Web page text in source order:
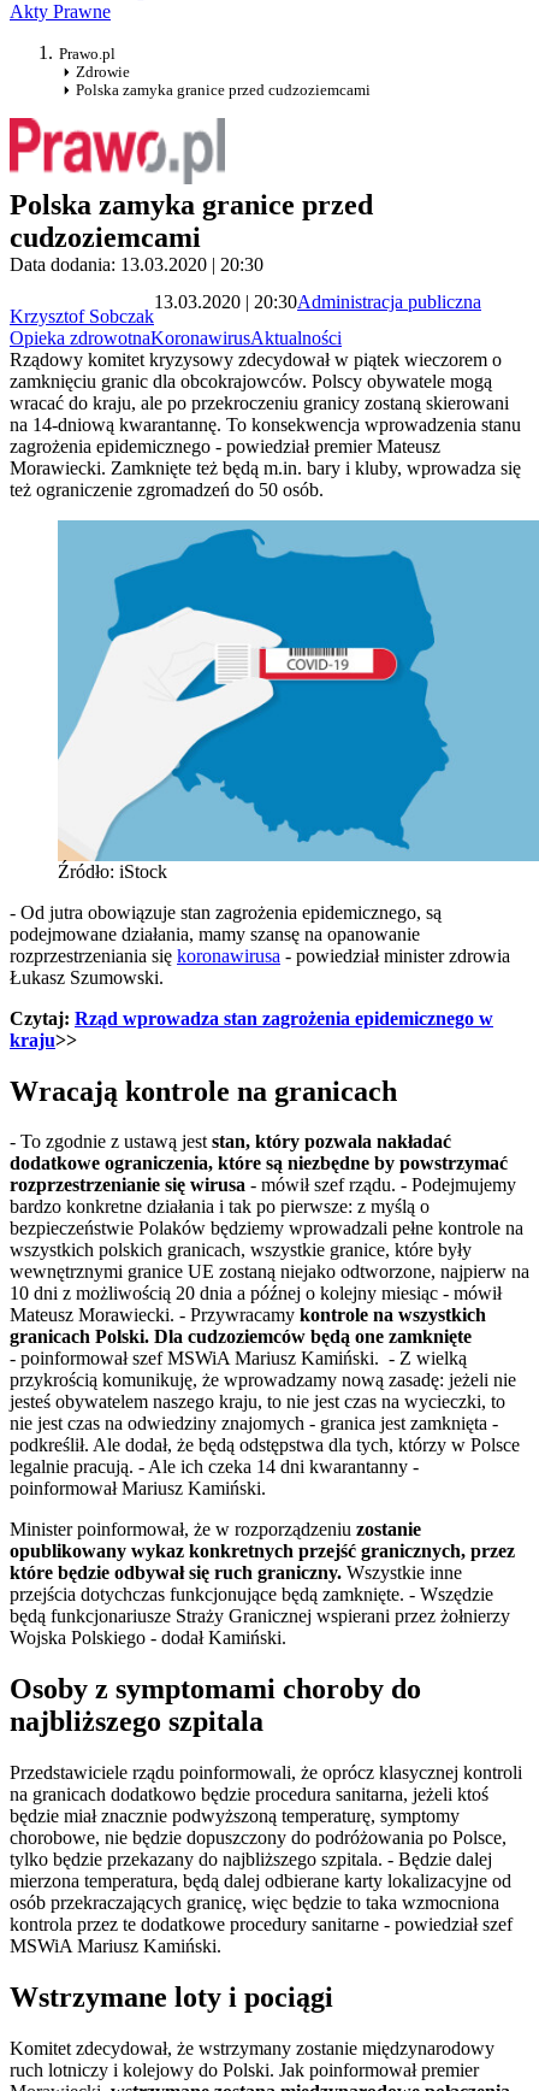
Akty Prawne
Prawo.pl
Zdrowie
Polska zamyka granice przed cudzoziemcami
Polska zamyka granice przed
cudzoziemcami
Data dodania: 13.03.2020 | 20:30
Krzysztof Sobczak
13.03.2020 | 20:30Administracja publiczna
Opieka zdrowotnaKoronawirusAktualności
Rządowy komitet kryzysowy zdecydował w piątek wieczorem o
zamknięciu granic dla obcokrajowców. Polscy obywatele mogą
wracać do kraju, ale po przekroczeniu granicy zostaną skierowani
na 14-dniową kwarantannę. To konsekwencja wprowadzenia stanu
zagrożenia epidemicznego - powiedział premier Mateusz
Morawiecki. Zamknięte też będą m.in. bary i kluby, wprowadza się
też ograniczenie zgromadzeń do 50 osób.
Źródło: iStock
- Od jutra obowiązuje stan zagrożenia epidemicznego, są
podejmowane działania, mamy szansę na opanowanie
rozprzestrzeniania się koronawirusa - powiedział minister zdrowia
Łukasz Szumowski.
Czytaj: Rząd wprowadza stan zagrożenia epidemicznego w
kraju>>
Wracają kontrole na granicach
- To zgodnie z ustawą jeststan, który pozwala nakładać
dodatkowe ograniczenia, które są niezbędne by powstrzymać
rozprzestrzenianie się wirusa - mówił szef rządu. - Podejmujemy
bardzo konkretne działania i tak po pierwsze: z myślą o
bezpieczeństwie Polaków będziemy wprowadzali pełne kontrole na
wszystkich polskich granicach, wszystkie granice, które były
wewnętrznymi granice UE zostaną niejako odtworzone, najpierw na
10 dni z możliwością 20 dnia a późnej o kolejny miesiąc - mówił
Mateusz Morawiecki. - Przywracamy kontrole na wszystkich
granicach Polski. Dla cudzoziemców będą one zamknięte
- poinformował szef MSWiA Mariusz Kamiński. - Z wielką
przykrością komunikuję, że wprowadzamy nową zasadę: jeżeli nie
jesteś obywatelem naszego kraju, to nie jest czas na wycieczki, to
nie jest czas na odwiedziny znajomych - granica jest zamknięta -
podkreślił. Ale dodał, że będą odstępstwa dla tych, którzy w Polsce
legalnie pracują. - Ale ich czeka 14 dni kwarantanny -
poinformował Mariusz Kamiński.
Minister poinformował, że w rozporządzeniu zostanie
opublikowany wykaz konkretnych przejść granicznych, przez
które będzie odbywał się ruch graniczny. Wszystkie inne
przejścia dotychczas funkcjonujące będą zamknięte. - Wszędzie
będą funkcjonariusze Straży Granicznej wspierani przez żołnierzy
Wojska Polskiego - dodał Kamiński.
Osoby z symptomami choroby do
najbliższego szpitala
Przedstawiciele rządu poinformowali, że oprócz klasycznej kontroli
na granicach dodatkowo będzie procedura sanitarna, jeżeli ktoś
będzie miał znacznie podwyższoną temperaturę, symptomy
chorobowe, nie będzie dopuszczony do podróżowania po Polsce,
tylko będzie przekazany do najbliższego szpitala. - Będzie dalej
mierzona temperatura, będą dalej odbierane karty lokalizacyjne od
osób przekraczających granicę, więc będzie to taka wzmocniona
kontrola przez te dodatkowe procedury sanitarne - powiedział szef
MSWiA Mariusz Kamiński.
Wstrzymane loty i pociągi
Komitet zdecydował, że wstrzymany zostanie międzynarodowy
ruch lotniczy i kolejowy do Polski. Jak poinformował premier